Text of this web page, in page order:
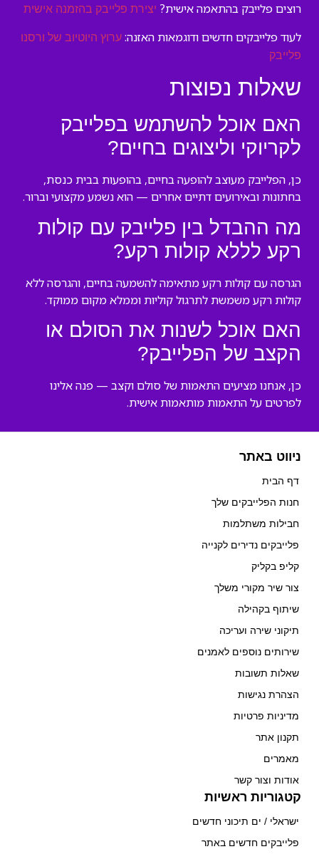
רוצים פלייבק בהתאמה אישית? יצירת פלייבק בהזמנה אישית
לעוד פלייבקים חדשים ודוגמאות האזנה: ערוץ היוטיוב של ורסנו
פלייבק
שאלות נפוצות
האם אוכל להשתמש בפלייבק
לקריוקי וליצוגים בחיים?
כן, הפלייבק מעוצב להופעה בחיים, בהופעות בבית כנסת,
בחתונות ובאירועים דתיים אחרים — הוא נשמע מקצועי וברור.
מה ההבדל בין פלייבק עם קולות
רקע לללא קולות רקע?
הגרסה עם קולות רקע מתאימה להשמעה בחיים, והגרסה ללא
קולות רקע משמשת לתרגול קוליות וממלא מקום ממוקד.
האם אוכל לשנות את הסולם או
הקצב של הפלייבק?
כן, אנחנו מציעים התאמות של סולם וקצב — פנה אלינו
לפרטים על התאמות מותאמות אישית.
ניווט באתר
דף הבית
חנות הפלייבקים שלך
חבילות משתלמות
פלייבקים נדירים לקנייה
קליפ בקליק
צור שיר מקורי משלך
שיתוף בקהילה
תיקוני שירה ועריכה
שירותים נוספים לאמנים
שאלות תשובות
הצהרת נגישות
מדיניות פרטיות
תקנון אתר
מאמרים
אודות וצור קשר
קטגוריות ראשיות
ישראלי / ים תיכוני חדשים
פלייבקים חדשים באתר